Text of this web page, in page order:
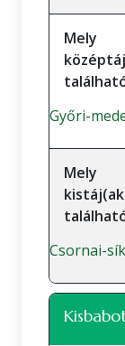
Mely
Győri-
Mely
Csornai-sík